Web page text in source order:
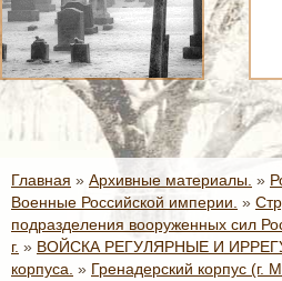
Главная » Архивные материалы. »
Военные Российской империи. »
подразделения вооруженных сил
г. » ВОЙСКА РЕГУЛЯРНЫЕ И
корпуса. » Гренадерский корпус (г.